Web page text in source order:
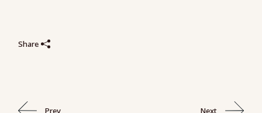
Share
Prev Next